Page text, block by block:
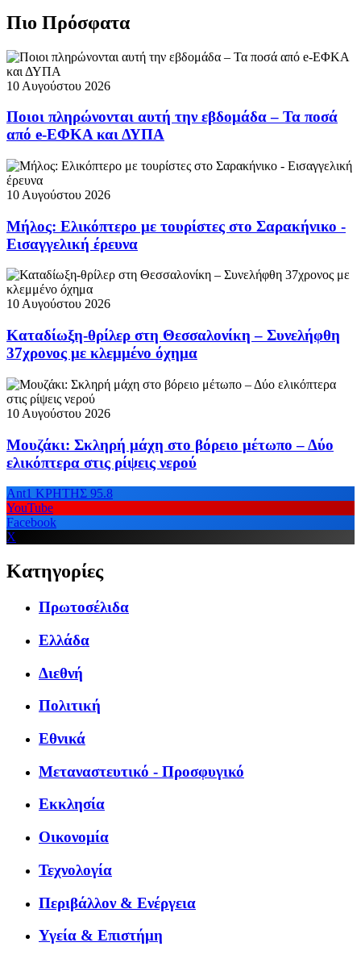
Πιο Πρόσφατα
10 Αυγούστου 2026
Ποιοι πληρώνονται αυτή την εβδομάδα – Τα ποσά
από e-ΕΦΚΑ και ΔΥΠΑ
10 Αυγούστου 2026
Μήλος: Ελικόπτερο με τουρίστες στο Σαρακήνικο -
Εισαγγελική έρευνα
10 Αυγούστου 2026
Καταδίωξη-θρίλερ στη Θεσσαλονίκη – Συνελήφθη
37χρονος με κλεμμένο όχημα
10 Αυγούστου 2026
Μουζάκι: Σκληρή μάχη στο βόρειο μέτωπο – Δύο
ελικόπτερα στις ρίψεις νερού
Ant1 ΚΡΗΤΗΣ 95.8
YouTube
Facebook
X
Κατηγορίες
Πρωτοσέλιδα
Ελλάδα
Διεθνή
Πολιτική
Εθνικά
Μεταναστευτικό - Προσφυγικό
Εκκλησία
Οικονομία
Τεχνολογία
Περιβάλλον & Ενέργεια
Υγεία & Επιστήμη